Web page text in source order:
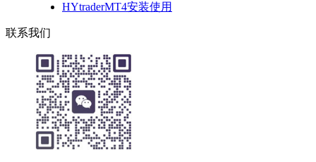
HYtraderMT4安装使用
联系我们